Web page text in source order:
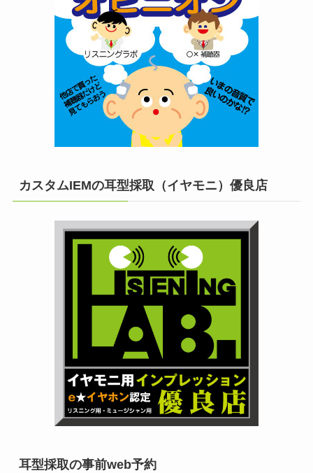
カスタムIEMの耳型採取（イヤモニ）優良店
耳型採取の事前web予約